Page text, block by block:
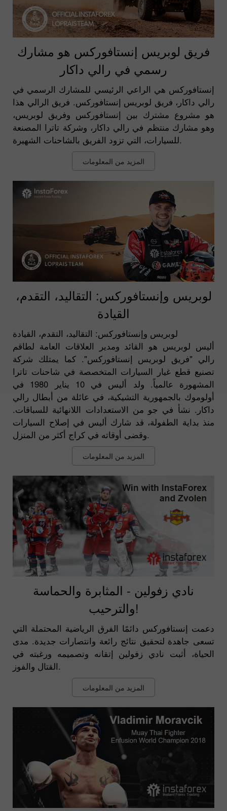
فريق لوبريس إنستافوركس هو مشارك
رسمي في رالي داكار
إنستافوركس هي الراعي الرئيسي للمشارك الرسمي في
رالي داكار، فريق لوبريس إنستافوركس. فريق الرالي هذا
هو مشروع مشترك بين إنستافوركس وفريق لوبريس،
وهو مشارك منتظم في رالي داكار، وشركة تاترا المصنعة
للسيارات، التي تزود الفريق بالشاحنات الشهيرة.
المزيد من المعلومات
لوبريس وإنستافوركس: التقاليد، التقدم،
القيادة
لوبريس وإنستافوركس: التقاليد، التقدم، القيادة
أليس لوبريس هو القائد ومدير العلاقات العامة لطاقم
رالي "فريق لوبريس إنستافوركس". كما يمتلك شركة
تصنيع قطع غيار السيارات المتخصصة في شاحنات تاترا
المشهورة عالمياً. ولد أليس في 10 يناير 1980 في
أولوموك بالجمهورية التشيكية، في عائلة من أبطال رالي
داكار. نشأ في جو من الاستعدادات اللانهائية للسباقات.
منذ بداية الطفولة، قد شارك أليس في إصلاح السيارات
وقضى أوقاته في كراج أكثر من المنزل.
المزيد من المعلومات
نادي زفولين - المثابرة والحماسة
والترحيب!
دعمت إنستافوركس دائمًا الفرق الرياضية المحتملة التي
تسعى جاهدة لتحقيق نتائج رائعة وانتصارات جديدة. مدى
الحياة، أثبت نادي زفولين إتقانه وتصميمه ورغبته في
القتال والفوز.
المزيد من المعلومات